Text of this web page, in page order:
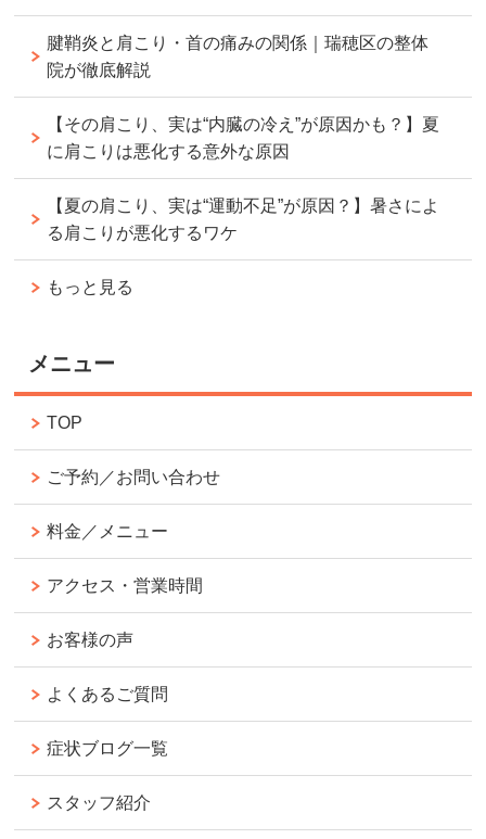
腱鞘炎と肩こり・首の痛みの関係｜瑞穂区の整体
院が徹底解説
【その肩こり、実は“内臓の冷え”が原因かも？】夏
に肩こりは悪化する意外な原因
【夏の肩こり、実は“運動不足”が原因？】暑さによ
る肩こりが悪化するワケ
もっと見る
メニュー
TOP
ご予約／お問い合わせ
料金／メニュー
アクセス・営業時間
お客様の声
よくあるご質問
症状ブログ一覧
スタッフ紹介